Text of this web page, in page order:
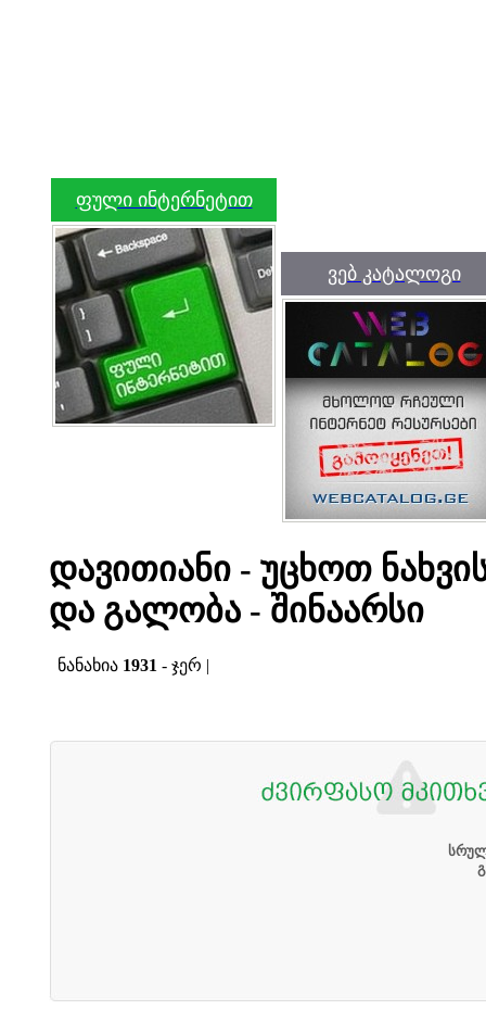
ფული ინტერნეტით
ვებ კატალოგი
დავითიანი - უცხოთ
და გალობა - შინაარსი
ნანახია 1931 - ჯერ |